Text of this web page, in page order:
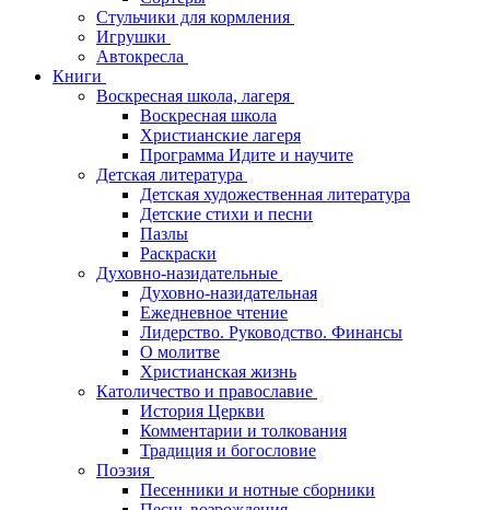
Стульчики для кормления
Игрушки
Автокресла
Книги
Воскресная школа, лагеря
Воскресная школа
Христианские лагеря
Программа Идите и научите
Детская литература
Детская художественная литература
Детские стихи и песни
Пазлы
Раскраски
Духовно-назидательные
Духовно-назидательная
Ежедневное чтение
Лидерство. Руководство. Финансы
О молитве
Христианская жизнь
Католичество и православие
История Церкви
Комментарии и толкования
Традиция и богословие
Поэзия
Песенники и нотные сборники